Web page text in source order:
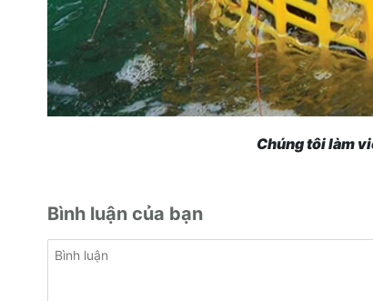
Chúng tôi làm
Bình luận của bạn